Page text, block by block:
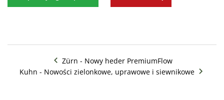
Zürn - Nowy heder PremiumFlow
Kuhn - Nowości zielonkowe, uprawowe i siewnikowe
Ta strona korzysta z plików cookie, aby
zgodnie z warunkami naszej polityki plików
POKAŻ WSZYSTKICH PARTNERÓW(847)